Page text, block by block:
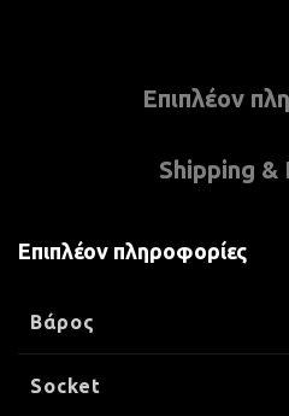
Επιπλέον
Shipping
Επιπλέον πληροφορίες
Βάρος
Socket